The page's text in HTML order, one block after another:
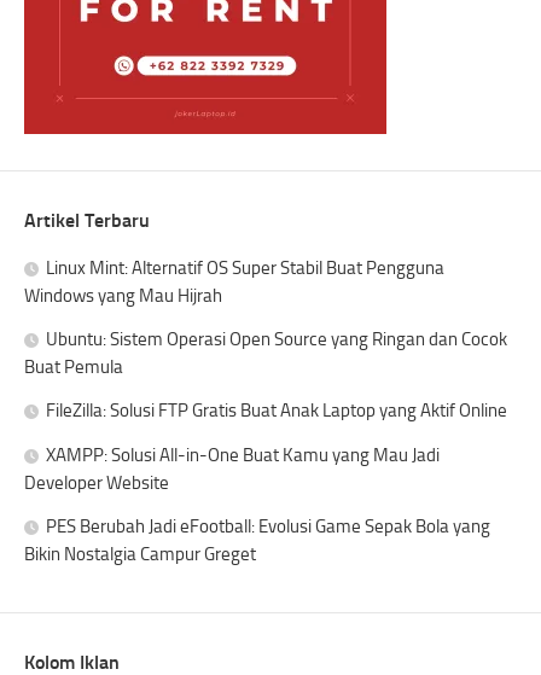
Artikel Terbaru
Linux Mint: Alternatif OS Super Stabil Buat Pengguna
Windows yang Mau Hijrah
Ubuntu: Sistem Operasi Open Source yang Ringan dan Cocok
Buat Pemula
FileZilla: Solusi FTP Gratis Buat Anak Laptop yang Aktif Online
XAMPP: Solusi All-in-One Buat Kamu yang Mau Jadi
Developer Website
PES Berubah Jadi eFootball: Evolusi Game Sepak Bola yang
Bikin Nostalgia Campur Greget
Kolom Iklan